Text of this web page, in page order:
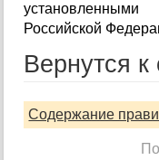
Российской
Вернутся
Содержание